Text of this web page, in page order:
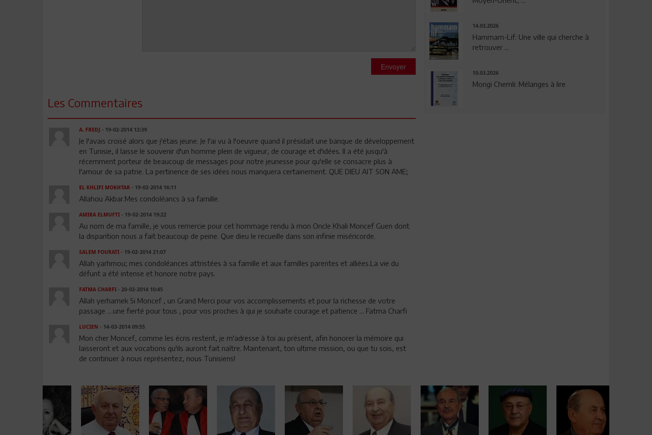
Envoyer
Les Commentaires
A. FREDJ - 19-02-2014 12:39
Je l'avais croisé alors que j'étais jeune. Je l'ai vu à l'oeuvre quand il présidait une banque de développement
en Tunisie, il laisse le souvenir d'un homme plein de vigueur, de courage et d'idées. Il a été jusqu'à
récemment porteur de beaucoup de messages pour notre jeunesse pour qu'elle se consacre plus à
l'amour de sa patrie. La pertinence de ses idées nous manquera certainement. QUE DIEU AIT SON AME;
EL KHLIFI MOKHTAR- 19-02-2014 16:11
Allahou Akbar.Mes condoléancs à sa famille.
AMIRA ELMUFTI- 19-02-2014 19:22
Au nom de ma famille, je vous remercie pour cet hommage rendu à mon Oncle Khali Moncef Guen dont
la disparition nous a fait beaucoup de peine. Que dieu le recueille dans son infinie miséricorde.
SALEM FOURATI- 19-02-2014 21:07
Allah yarhmou; mes condoléances attristées à sa famille et aux familles parentes et alliées.La vie du
défunt a été intense et honore notre pays.
FATMA CHARFI- 20-02-2014 10:45
Allah yerhamek Si Moncef , un Grand Merci pour vos accomplissements et pour la richesse de votre
passage ....une fierté pour tous , pour vos proches à qui je souhaite courage et patience ... Fatma Charfi
LUCIEN - 14-03-2014 09:55
Mon cher Moncef, comme les écris restent, je m'adresse à toi au présent, afin honorer la mémoire qui
laisseront et aux vocations qu'ils auront fait naître. Maintenant, ton ultime mission, ou que tu sois, est
de continuer à nous représentez, nous Tunisiens!
14.03.2026
Hammam-Lif: Une ville qui cherche à
retrouver ...
10.03.2026
Mongi Chemli: Mélanges à lire